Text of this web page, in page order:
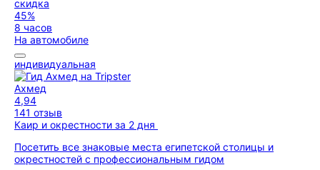
скидка
45%
8 часов
На автомобиле
индивидуальная
Ахмед
4,94
141 отзыв
Каир и окрестности за 2 дня
Посетить все знаковые места египетской столицы и
окрестностей с профессиональным гидом